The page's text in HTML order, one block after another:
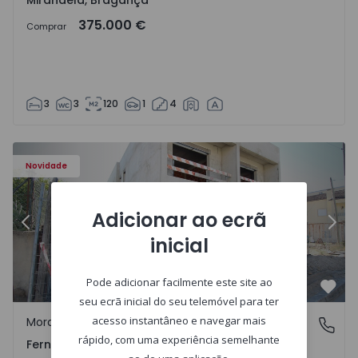
Comprar 375.000 €
3 3 120 1 4
Novidade
- 2
Moradia Geminada T3 Seixal, Pinhal General - 1575229 - 1
Anterior
Fernão Ferro, Setúbal
Moradia Geminada
Fernão Ferro, Setúbal
Adicionar ao ecrã
inicial
Pode adicionar facilmente este site ao
seu ecrã inicial do seu telemóvel para ter
acesso instantâneo e navegar mais
rápido, com uma experiência semelhante